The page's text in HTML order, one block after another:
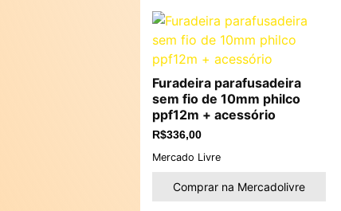
Furadeira parafusadeira
sem fio de 10mm philco
ppf12m + acessório
R$336,00
Mercado Livre
Comprar na Mercadolivre